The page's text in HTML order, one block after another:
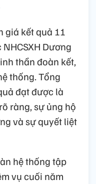
giá kết quả 11
Dương
thần đoàn kết,
thống. Tổng
đạt được là
ràng, sự ủng hộ
và sự quyết liệt
hệ thống tập
vụ cuối năm